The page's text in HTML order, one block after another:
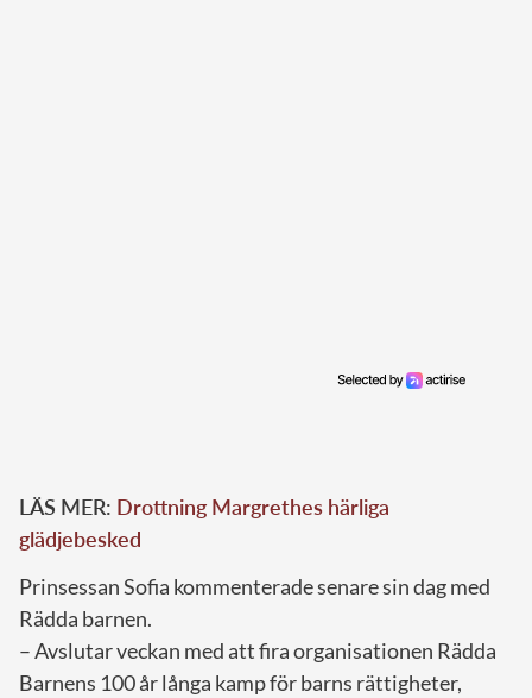
LÄS MER: Drottning Margrethes härliga
glädjebesked
Prinsessan Sofia kommenterade senare sin dag med
Rädda barnen.
– Avslutar veckan med att fira organisationen Rädda
Barnens 100 år långa kamp för barns rättigheter,